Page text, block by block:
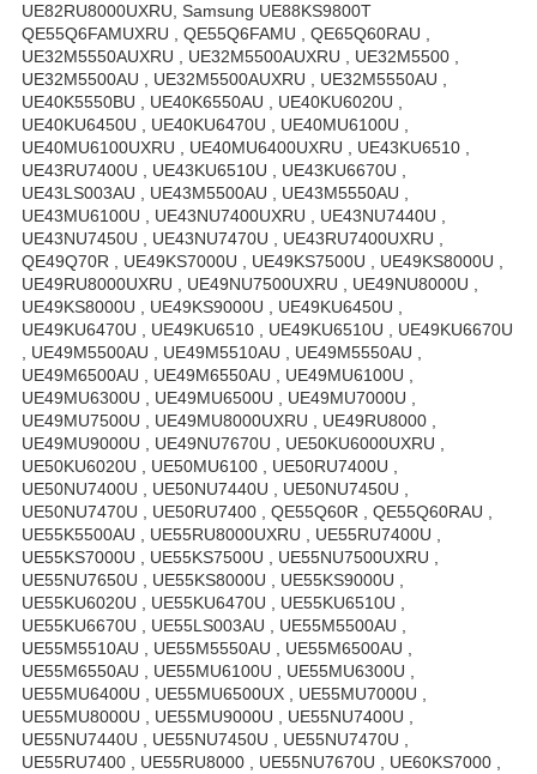
UE82RU8000UXRU, Samsung UE88KS9800T
QE55Q6FAMUXRU , QE55Q6FAMU , QE65Q60RAU ,
UE32M5550AUXRU , UE32M5500AUXRU , UE32M5500 ,
UE32M5500AU , UE32M5500AUXRU , UE32M5550AU ,
UE40K5550BU , UE40K6550AU , UE40KU6020U ,
UE40KU6450U , UE40KU6470U , UE40MU6100U ,
UE40MU6100UXRU , UE40MU6400UXRU , UE43KU6510 ,
UE43RU7400U , UE43KU6510U , UE43KU6670U ,
UE43LS003AU , UE43M5500AU , UE43M5550AU ,
UE43MU6100U , UE43NU7400UXRU , UE43NU7440U ,
UE43NU7450U , UE43NU7470U , UE43RU7400UXRU ,
QE49Q70R , UE49KS7000U , UE49KS7500U , UE49KS8000U ,
UE49RU8000UXRU , UE49NU7500UXRU , UE49NU8000U ,
UE49KS8000U , UE49KS9000U , UE49KU6450U ,
UE49KU6470U , UE49KU6510 , UE49KU6510U , UE49KU6670U
, UE49M5500AU , UE49M5510AU , UE49M5550AU ,
UE49M6500AU , UE49M6550AU , UE49MU6100U ,
UE49MU6300U , UE49MU6500U , UE49MU7000U ,
UE49MU7500U , UE49MU8000UXRU , UE49RU8000 ,
UE49MU9000U , UE49NU7670U , UE50KU6000UXRU ,
UE50KU6020U , UE50MU6100 , UE50RU7400U ,
UE50NU7400U , UE50NU7440U , UE50NU7450U ,
UE50NU7470U , UE50RU7400 , QE55Q60R , QE55Q60RAU ,
UE55K5500AU , UE55RU8000UXRU , UE55RU7400U ,
UE55KS7000U , UE55KS7500U , UE55NU7500UXRU ,
UE55NU7650U , UE55KS8000U , UE55KS9000U ,
UE55KU6020U , UE55KU6470U , UE55KU6510U ,
UE55KU6670U , UE55LS003AU , UE55M5500AU ,
UE55M5510AU , UE55M5550AU , UE55M6500AU ,
UE55M6550AU , UE55MU6100U , UE55MU6300U ,
UE55MU6400U , UE55MU6500UX , UE55MU7000U ,
UE55MU8000U , UE55MU9000U , UE55NU7400U ,
UE55NU7440U , UE55NU7450U , UE55NU7470U ,
UE55RU7400 , UE55RU8000 , UE55NU7670U , UE60KS7000 ,